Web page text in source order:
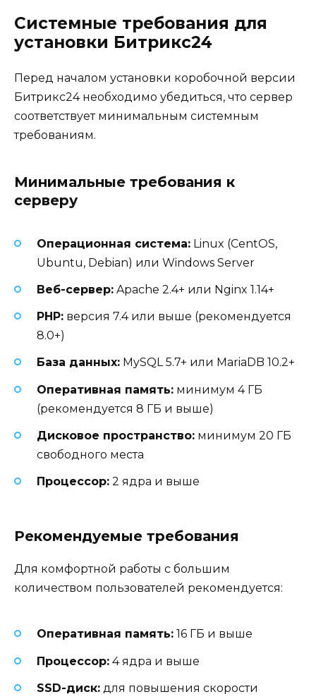
Системные требования для
установки Битрикс24
Перед началом установки коробочной версии
Битрикс24 необходимо убедиться, что сервер
соответствует минимальным системным
требованиям.
Минимальные требования к
серверу
Операционная система: Linux (CentOS,
Ubuntu, Debian) или Windows Server
Веб-сервер: Apache 2.4+ или Nginx 1.14+
PHP: версия 7.4 или выше (рекомендуется
8.0+)
База данных: MySQL 5.7+ или MariaDB 10.2+
Оперативная память: минимум 4 ГБ
(рекомендуется 8 ГБ и выше)
Дисковое пространство: минимум 20 ГБ
свободного места
Процессор: 2 ядра и выше
Рекомендуемые требования
Для комфортной работы с большим
количеством пользователей рекомендуется:
Оперативная память: 16 ГБ и выше
Процессор: 4 ядра и выше
SSD-диск: для повышения скорости